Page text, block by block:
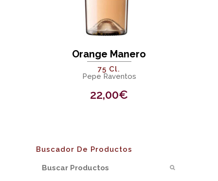
Orange Manero
75 Cl.
Pepe Raventos
22,00€
Buscador De Productos